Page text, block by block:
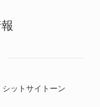
ットサイトーン